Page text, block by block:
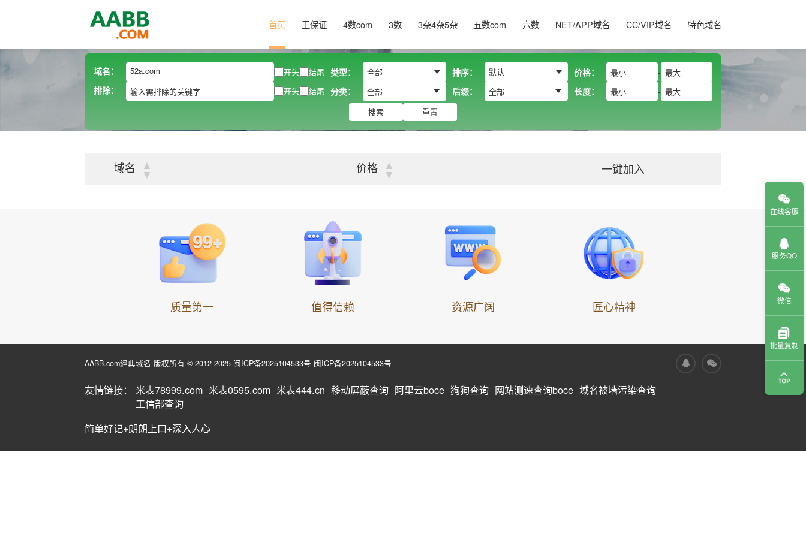
首页 王保证 4数com 3数 3杂4杂5杂 五数com 六数 NET/APP域名 CC/VIP域名 特色域名
域名： 开头 结尾 类型： 排序： 价格：
-
排除：
开头 结尾 分类： 全部 后缀： 全部 长度： -
搜索 重置
域名 ▲
▼ 价格 ▲
▼ 一键加入
质量第一 值得信赖 资源广阔 匠心精神
AABB.com經典域名 版权所有 © 2012-2025 闽ICP备2025104533号 闽ICP备2025104533号
友情链接： 米表78999.com 米表0595.com 米表444.cn 移动屏蔽查询 阿里云boce 狗狗查询 网站测速查询boce 域名被墙污染查询
工信部查询
简单好记+朗朗上口+深入人心
在线客服
服务QQ
微信
批量复制